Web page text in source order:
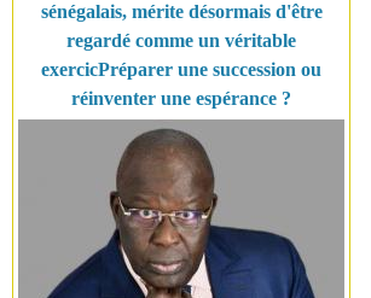
sénégalais, mérite désormais d'être
regardé comme un véritable
exercicPréparer une succession ou
réinventer une espérance ?